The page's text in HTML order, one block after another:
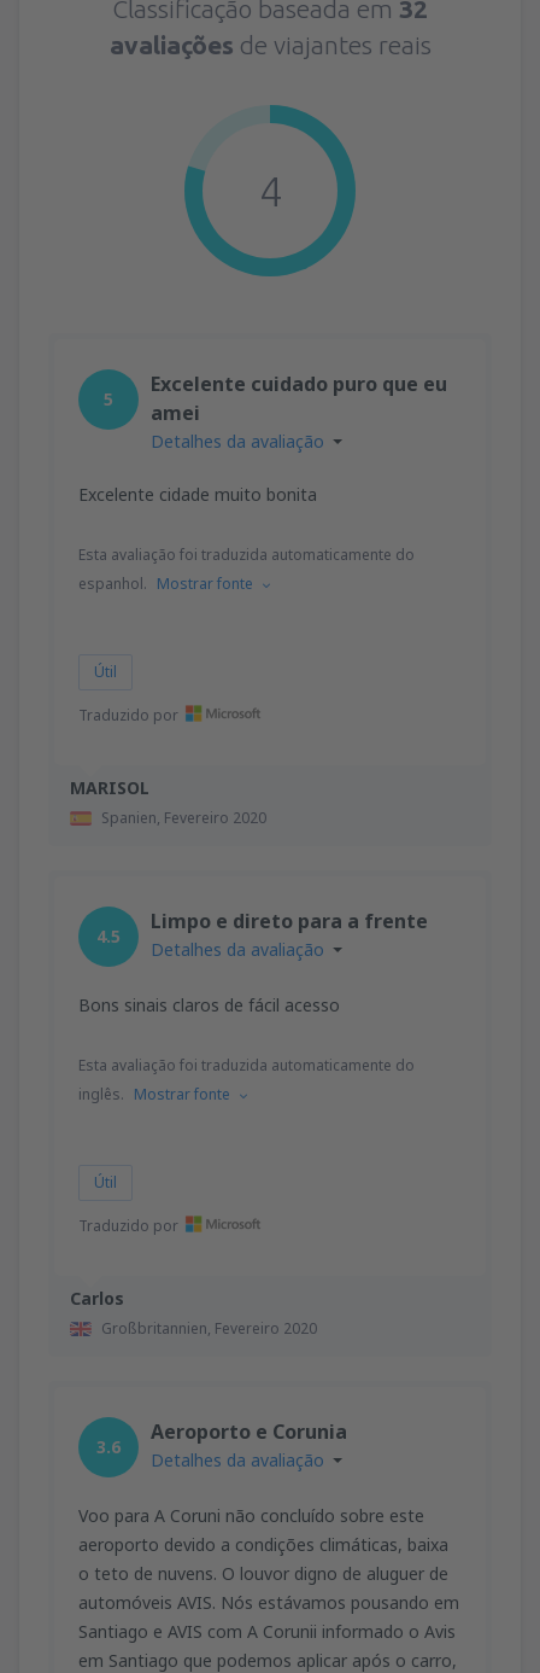
Classificação baseada em 32
avaliações de viajantes reais
4
MARISOL
Spanien, Fevereiro 2020
5
Excelente cuidado puro que eu
amei
Detalhes da avaliação
Excelente cidade muito bonita
Esta avaliação foi traduzida automaticamente do
espanhol. Mostrar fonte
Útil
Traduzido por
Carlos
Großbritannien, Fevereiro 2020
4.5
Limpo e direto para a frente
Detalhes da avaliação
Bons sinais claros de fácil acesso
Esta avaliação foi traduzida automaticamente do
inglês. Mostrar fonte
Útil
Traduzido por
3.6
Aeroporto e Corunia
Detalhes da avaliação
Voo para A Coruni não concluído sobre este
aeroporto devido a condições climáticas, baixa
o teto de nuvens. O louvor digno de aluguer de
automóveis AVIS. Nós estávamos pousando em
Santiago e AVIS com A Corunii informado o Avis
em Santiago que podemos aplicar após o carro,